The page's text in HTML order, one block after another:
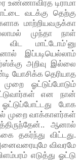
உண்ணாவிரத டிராமா
வடக்கு தெற்கு
மாற்றியவருக்கா
முந்தா நாள்
மாட்டோம்’னு
இப்படியெல்லாம்
அறிவு இல்லை
யோசிக்க தெரியாத
ஓட்டுப்போடும்
என நான்
ஓட்டுப்போட்டது போக
முறை வாக்காளர்கள்
ஆனால்
தகர்ந்து விட்டது.
விவரமே
எடுத்து ஓட்டு